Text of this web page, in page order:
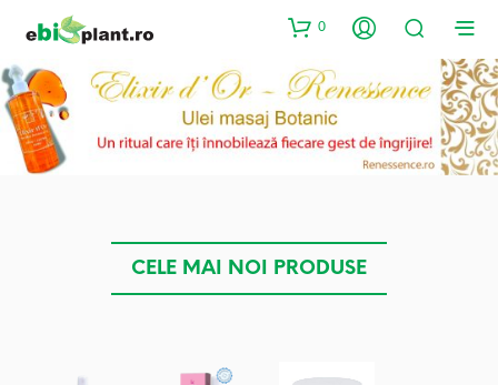
0
CELE MAI NOI PRODUSE